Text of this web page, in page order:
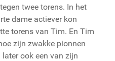
twee torens. In het
dame actiever kon
torens van Tim. En Tim
zijn zwakke pionnen
later ook een van zijn